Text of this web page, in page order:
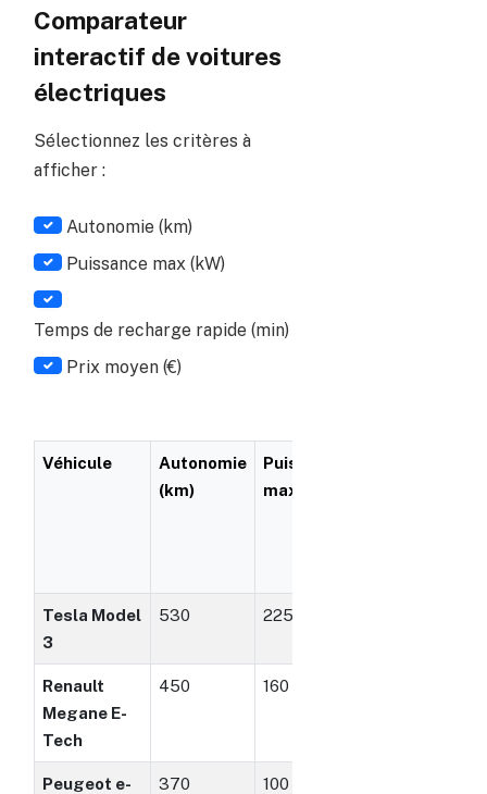
Comparateur
interactif de voitures
électriques
Sélectionnez les critères à
afficher :
Cochez les critères pour filtrer les colonnes du tableau
Autonomie (km)
Puissance max (kW)
Temps de recharge rapide (min)
Prix moyen (€)
Véhicule
Autonomie
(km)
Puissance
max (kW)
Tesla Model
3
530 225
Renault
Megane E-
Tech
450 160
Peugeot e-
370 100